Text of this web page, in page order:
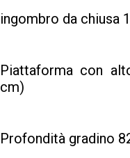
ingombro da chiusa
Piattaforma con
cm)
Profondità gradino